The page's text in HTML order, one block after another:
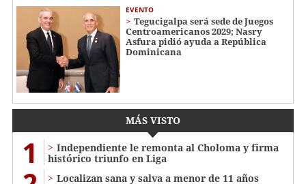
EVENTO
Tegucigalpa será sede de Juegos
Centroamericanos 2029; Nasry
Asfura pidió ayuda a República
Dominicana
MÁS VISTO
1
Independiente le remonta al Choloma y firma
histórico triunfo en Liga
Localizan sana y salva a menor de 11 años